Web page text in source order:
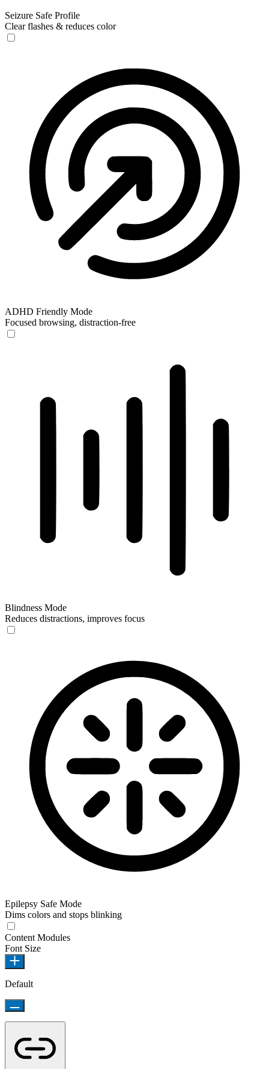
Seizure Safe Profile
Clear flashes & reduces color
ADHD Friendly Mode
Focused browsing, distraction-free
Blindness Mode
Reduces distractions, improves focus
Epilepsy Safe Mode
Dims colors and stops blinking
Content Modules
Font Size
Default